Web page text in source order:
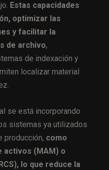
Estas capacidades
optimizar las
y facilitar la
de archivo,
de indexación y
localizar material
se está incorporando
sistemas ya utilizados
producción, como
activos (MAM) o
lo que reduce la